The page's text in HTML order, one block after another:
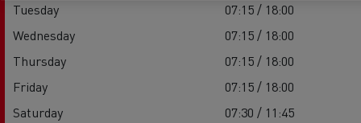
Tuesday
07:15 / 18:00
Wednesday
07:15 / 18:00
Thursday
07:15 / 18:00
Friday
07:15 / 18:00
Saturday
07:30 / 11:45